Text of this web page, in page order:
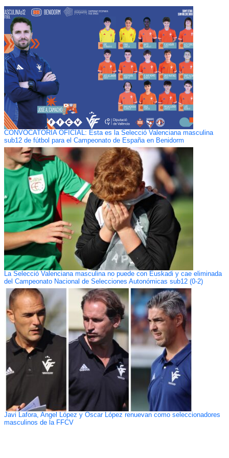
CONVOCATORIA OFICIAL: Esta es la Selecció Valenciana masculina
sub12 de fútbol para el Campeonato de España en Benidorm
La Selecció Valenciana masculina no puede con Euskadi y cae eliminada
del Campeonato Nacional de Selecciones Autonómicas sub12 (0-2)
Javi Lafora, Angel López y Oscar López renuevan como seleccionadores
masculinos de la FFCV